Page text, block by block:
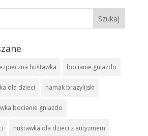
huśtawka bocianie gniazdo
dla dzieci hamak brazylijski
bocianie gniazdo
huśtawka dla dzieci z autyzmem